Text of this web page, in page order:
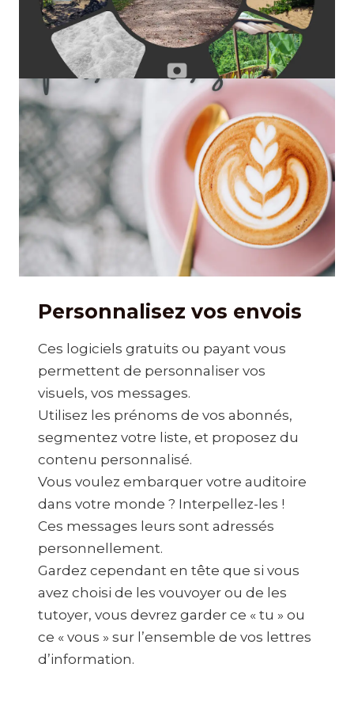
Personnalisez vos envois
Ces logiciels gratuits ou payant vous
permettent de personnaliser vos
visuels, vos messages.
Utilisez les prénoms de vos abonnés,
segmentez votre liste, et proposez du
contenu personnalisé.
Vous voulez embarquer votre auditoire
dans votre monde ? Interpellez-les !
Ces messages leurs sont adressés
personnellement.
Gardez cependant en tête que si vous
avez choisi de les vouvoyer ou de les
tutoyer, vous devrez garder ce « tu » ou
ce « vous » sur l’ensemble de vos lettres
d’information.